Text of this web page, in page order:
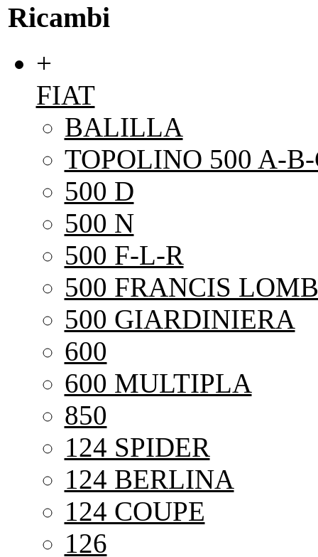
Ricambi
+
FIAT
BALILLA
TOPOLINO 500 A-
500 D
500 N
500 F-L-R
500 FRANCIS
500 GIARDINIERA
600
600 MULTIPLA
850
124 SPIDER
124 BERLINA
124 COUPE
126